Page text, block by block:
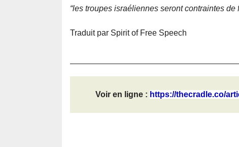
“les troupes israéliennes seront contraintes de
Traduit par Spirit of Free Speech
Voir en ligne : https://thecradle.co/